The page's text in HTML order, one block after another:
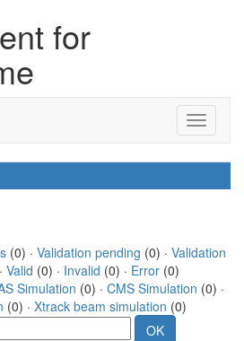
for
(0) · Validation pending (0) · Validation
Valid (0) · Invalid (0) · Error (0)
Simulation (0) · CMS Simulation (0) ·
(0) · Xtrack beam simulation (0)